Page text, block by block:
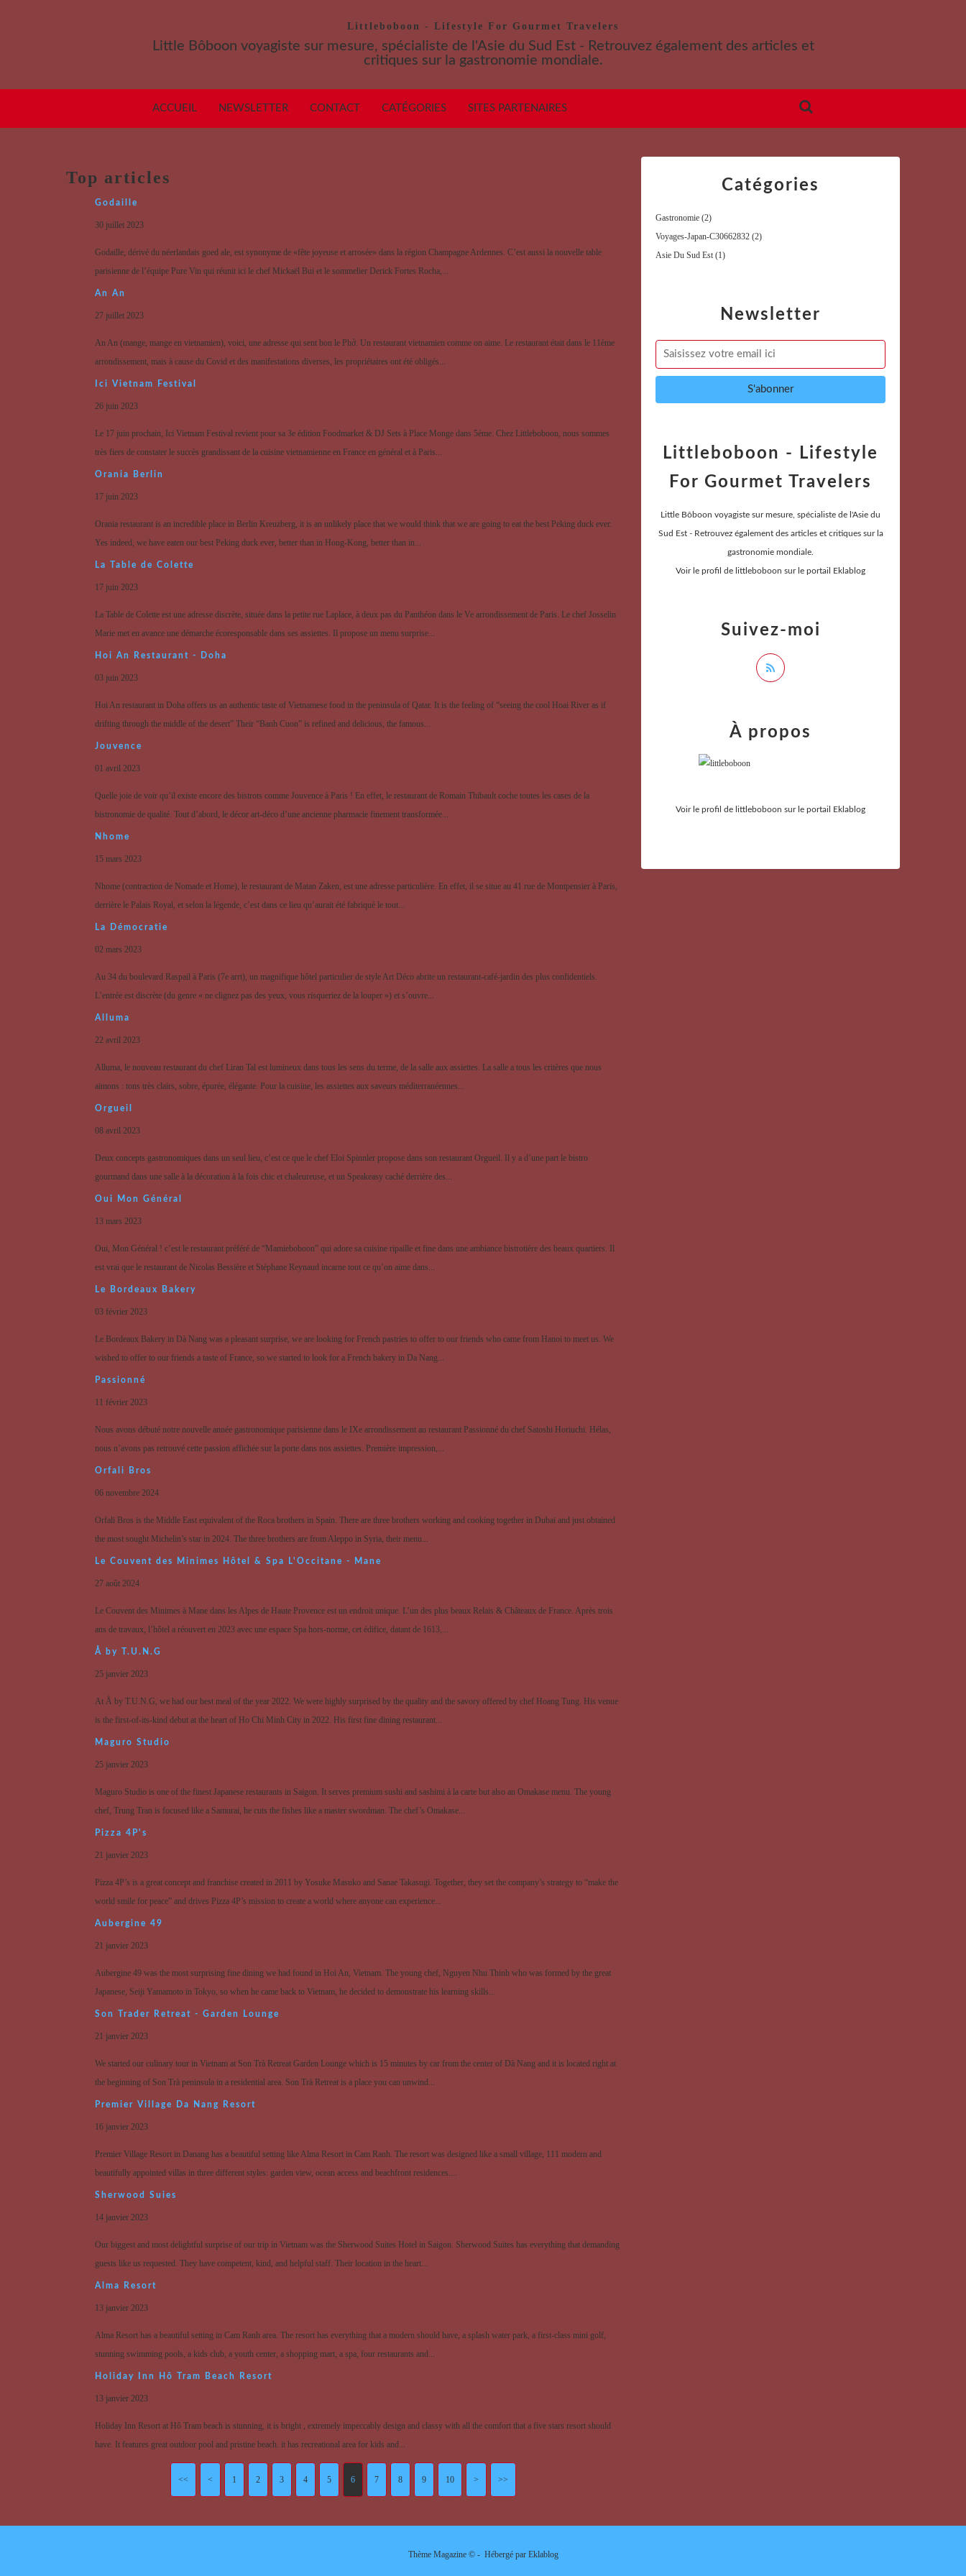
Littleboboon - Lifestyle For Gourmet Travelers
Little Bôboon voyagiste sur mesure, spécialiste de l'Asie du Sud Est - Retrouvez également des articles et
critiques sur la gastronomie mondiale.
ACCUEIL NEWSLETTER CONTACT CATÉGORIES SITES PARTENAIRES
Top articles
Godaille
30 juillet 2023
Godaille, dérivé du néerlandais goed ale, est synonyme de «fête joyeuse et arrosée» dans la région Champagne Ardennes. C’est aussi la nouvelle table
parisienne de l’équipe Pure Vin qui réunit ici le chef Mickaël Bui et le sommelier Derick Fortes Rocha,...
An An
27 juillet 2023
An An (mange, mange en vietnamien), voici, une adresse qui sent bon le Phở. Un restaurant vietnamien comme on aime. Le restaurant était dans le 11ème
arrondissement, mais à cause du Covid et des manifestations diverses, les propriétaires ont été obligés...
Ici Vietnam Festival
26 juin 2023
Le 17 juin prochain, Ici Vietnam Festival revient pour sa 3e édition Foodmarket & DJ Sets à Place Monge dans 5ème. Chez Littleboboon, nous sommes
très fiers de constater le succès grandissant de la cuisine vietnamienne en France en général et à Paris...
Orania Berlin
17 juin 2023
Orania restaurant is an incredible place in Berlin Kreuzberg, it is an unlikely place that we would think that we are going to eat the best Peking duck ever.
Yes indeed, we have eaten our best Peking duck ever, better than in Hong-Kong, better than in...
La Table de Colette
17 juin 2023
La Table de Colette est une adresse discrète, située dans la petite rue Laplace, à deux pas du Panthéon dans le Ve arrondissement de Paris. Le chef Josselin
Marie met en avance une démarche écoresponsable dans ses assiettes. Il propose un menu surprise...
Hoi An Restaurant - Doha
03 juin 2023
Hoi An restaurant in Doha offers us an authentic taste of Vietnamese food in the peninsula of Qatar. It is the feeling of “seeing the cool Hoai River as if
drifting through the middle of the desert” Their “Banh Cuon” is refined and delicious, the famous...
Jouvence
01 avril 2023
Quelle joie de voir qu’il existe encore des bistrots comme Jouvence à Paris ! En effet, le restaurant de Romain Thibault coche toutes les cases de la
bistronomie de qualité. Tout d’abord, le décor art-déco d’une ancienne pharmacie finement transformée...
Nhome
15 mars 2023
Nhome (contraction de Nomade et Home), le restaurant de Matan Zaken, est une adresse particulière. En effet, il se situe au 41 rue de Montpensier à Paris,
derrière le Palais Royal, et selon la légende, c’est dans ce lieu qu’aurait été fabriqué le tout...
La Démocratie
02 mars 2023
Au 34 du boulevard Raspail à Paris (7e arrt), un magnifique hôtel particulier de style Art Déco abrite un restaurant-café-jardin des plus confidentiels.
L’entrée est discrète (du genre « ne clignez pas des yeux, vous risqueriez de la louper ») et s’ouvre...
Alluma
22 avril 2023
Alluma, le nouveau restaurant du chef Liran Tal est lumineux dans tous les sens du terme, de la salle aux assiettes. La salle a tous les critères que nous
aimons : tons très clairs, sobre, épurée, élégante. Pour la cuisine, les assiettes aux saveurs méditerranéennes...
Orgueil
08 avril 2023
Deux concepts gastronomiques dans un seul lieu, c’est ce que le chef Eloi Spinnler propose dans son restaurant Orgueil. Il y a d’une part le bistro
gourmand dans une salle à la décoration à la fois chic et chaleureuse, et un Speakeasy caché derrière des...
Oui Mon Général
13 mars 2023
Oui, Mon Général ! c’est le restaurant préféré de “Mamieboboon” qui adore sa cuisine ripaille et fine dans une ambiance bistrotière des beaux quartiers. Il
est vrai que le restaurant de Nicolas Bessière et Stéphane Reynaud incarne tout ce qu’on aime dans...
Le Bordeaux Bakery
03 février 2023
Le Bordeaux Bakery in Dà Nang was a pleasant surprise, we are looking for French pastries to offer to our friends who came from Hanoi to meet us. We
wished to offer to our friends a taste of France, so we started to look for a French bakery in Da Nang...
Passionné
11 février 2023
Nous avons débuté notre nouvelle année gastronomique parisienne dans le IXe arrondissement au restaurant Passionné du chef Satoshi Horiuchi. Hélas,
nous n’avons pas retrouvé cette passion affichée sur la porte dans nos assiettes. Première impression,...
Orfali Bros
06 novembre 2024
Orfali Bros is the Middle East equivalent of the Roca brothers in Spain. There are three brothers working and cooking together in Dubai and just obtained
the most sought Michelin’s star in 2024. The three brothers are from Aleppo in Syria, their menu...
Le Couvent des Minimes Hôtel & Spa L'Occitane - Mane
27 août 2024
Le Couvent des Minimes à Mane dans les Alpes de Haute Provence est un endroit unique. L’un des plus beaux Relais & Châteaux de France. Après trois
ans de travaux, l’hôtel a réouvert en 2023 avec une espace Spa hors-norme, cet édifice, datant de 1613,...
Å by T.U.N.G
25 janvier 2023
At Å by T.U.N.G, we had our best meal of the year 2022. We were highly surprised by the quality and the savory offered by chef Hoang Tung. His venue
is the first-of-its-kind debut at the heart of Ho Chi Minh City in 2022. His first fine dining restaurant...
Maguro Studio
25 janvier 2023
Maguro Studio is one of the finest Japanese restaurants in Saigon. It serves premium sushi and sashimi à la carte but also an Omakase menu. The young
chef, Trung Tran is focused like a Samurai, he cuts the fishes like a master swordman. The chef’s Omakase...
Pizza 4P's
21 janvier 2023
Pizza 4P’s is a great concept and franchise created in 2011 by Yosuke Masuko and Sanae Takasugi. Together, they set the company’s strategy to “make the
world smile for peace” and drives Pizza 4P’s mission to create a world where anyone can experience...
Aubergine 49
21 janvier 2023
Aubergine 49 was the most surprising fine dining we had found in Hoi An, Vietnam. The young chef, Nguyen Nhu Thinh who was formed by the great
Japanese, Seiji Yamamoto in Tokyo, so when he came back to Vietnam, he decided to demonstrate his learning skills...
Son Trader Retreat - Garden Lounge
21 janvier 2023
We started our culinary tour in Vietnam at Son Trà Retreat Garden Lounge which is 15 minutes by car from the center of Dà Nang and it is located right at
the beginning of Son Trà peninsula in a residential area. Son Trà Retreat is a place you can unwind...
Premier Village Da Nang Resort
16 janvier 2023
Premier Village Resort in Danang has a beautiful setting like Alma Resort in Cam Ranh. The resort was designed like a small village, 111 modern and
beautifully appointed villas in three different styles: garden view, ocean access and beachfront residences....
Sherwood Suies
14 janvier 2023
Our biggest and most delightful surprise of our trip in Vietnam was the Sherwood Suites Hotel in Saigon. Sherwood Suites has everything that demanding
guests like us requested. They have competent, kind, and helpful staff. Their location in the heart...
Alma Resort
13 janvier 2023
Alma Resort has a beautiful setting in Cam Ranh area. The resort has everything that a modern should have, a splash water park, a first-class mini golf,
stunning swimming pools, a kids club, a youth center, a shopping mart, a spa, four restaurants and...
Holiday Inn Hô Tram Beach Resort
13 janvier 2023
Holiday Inn Resort at Hô Tram beach is stunning, it is bright , extremely impeccably design and classy with all the comfort that a five stars resort should
have. It features great outdoor pool and pristine beach. it has recreational area for kids and...
<< < 1 2 3 4 5 6 7 8 9 10 20
> >>
Newsletter
Catégories
Gastronomie (2)
Voyages-Japan-C30662832 (2)
Asie Du Sud Est (1)
Littleboboon - Lifestyle
For Gourmet Travelers
Little Bôboon voyagiste sur mesure, spécialiste de l'Asie du
Sud Est - Retrouvez également des articles et critiques sur la
gastronomie mondiale.
Voir le profil de littleboboon sur le portail Eklablog
Suivez-moi
À propos
Voir le profil de littleboboon sur le portail Eklablog
Thème Magazine © - Hébergé par Eklablog